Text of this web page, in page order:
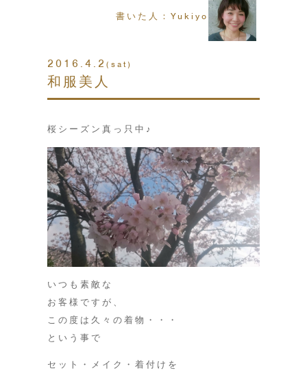
書いた人：Yukiyo
2016.4.2 (sat)
和服美人
桜シーズン真っ只中♪
いつも素敵な
お客様ですが、
この度は久々の着物・・・
という事で
セット・メイク・着付けを